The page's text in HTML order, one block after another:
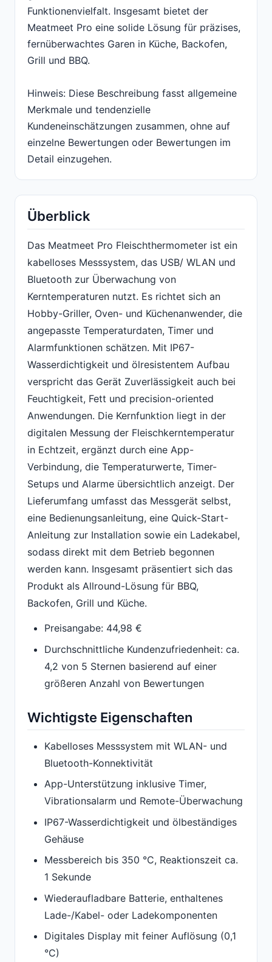
Funktionenvielfalt. Insgesamt bietet der
Meatmeet Pro eine solide Lösung für präzises,
fernüberwachtes Garen in Küche, Backofen,
Grill und BBQ.
Hinweis: Diese Beschreibung fasst allgemeine
Merkmale und tendenzielle
Kundeneinschätzungen zusammen, ohne auf
einzelne Bewertungen oder Bewertungen im
Detail einzugehen.
Überblick
Das Meatmeet Pro Fleischthermometer ist ein
kabelloses Messsystem, das USB/ WLAN und
Bluetooth zur Überwachung von
Kerntemperaturen nutzt. Es richtet sich an
Hobby-Griller, Oven- und Küchenanwender, die
angepasste Temperaturdaten, Timer und
Alarmfunktionen schätzen. Mit IP67-
Wasserdichtigkeit und ölresistentem Aufbau
verspricht das Gerät Zuverlässigkeit auch bei
Feuchtigkeit, Fett und precision-oriented
Anwendungen. Die Kernfunktion liegt in der
digitalen Messung der Fleischkerntemperatur
in Echtzeit, ergänzt durch eine App-
Verbindung, die Temperaturwerte, Timer-
Setups und Alarme übersichtlich anzeigt. Der
Lieferumfang umfasst das Messgerät selbst,
eine Bedienungsanleitung, eine Quick-Start-
Anleitung zur Installation sowie ein Ladekabel,
sodass direkt mit dem Betrieb begonnen
werden kann. Insgesamt präsentiert sich das
Produkt als Allround-Lösung für BBQ,
Backofen, Grill und Küche.
Preisangabe: 44,98 €
Durchschnittliche Kundenzufriedenheit: ca.
4,2 von 5 Sternen basierend auf einer
größeren Anzahl von Bewertungen
Wichtigste Eigenschaften
Kabelloses Messsystem mit WLAN- und
Bluetooth-Konnektivität
App-Unterstützung inklusive Timer,
Vibrationsalarm und Remote-Überwachung
IP67-Wasserdichtigkeit und ölbeständiges
Gehäuse
Messbereich bis 350 °C, Reaktionszeit ca.
1 Sekunde
Wiederaufladbare Batterie, enthaltenes
Lade-/Kabel- oder Ladekomponenten
Digitales Display mit feiner Auflösung (0,1
°C)